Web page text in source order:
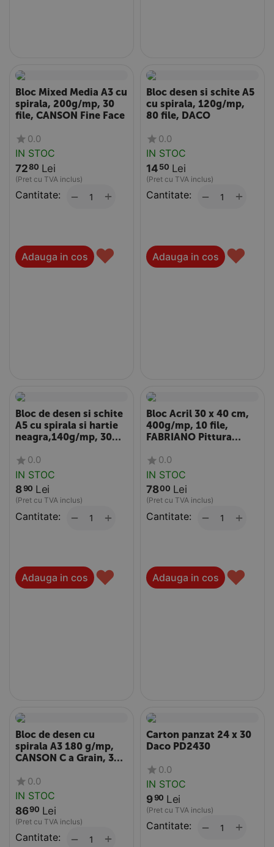
Bloc Mixed Media A3 cu
spirala, 200g/mp, 30
file, CANSON Fine Face
0.0
IN STOC
7280 Lei
(Pret cu TVA inclus)
Cantitate: +
−
Adauga in cos ♥
Bloc desen si schite A5
cu spirala, 120g/mp,
80 file, DACO
0.0
IN STOC
14 50 Lei
(Pret cu TVA inclus)
Cantitate: +
−
Adauga in cos ♥
Bloc de desen si schite
A5 cu spirala si hartie
neagra,140g/mp, 30
0.0
IN STOC
890 Lei
(Pret cu TVA inclus)
Cantitate: +
−
Adauga in cos ♥
Bloc Acril 30 x 40 cm,
400g/mp, 10 file,
FABRIANO Pittura
0.0
IN STOC
7800 Lei
(Pret cu TVA inclus)
Cantitate: +
−
Adauga in cos ♥
Bloc de desen cu
spirala A3 180 g/mp,
CANSON C a Grain, 30
0.0
IN STOC
8690 Lei
(Pret cu TVA inclus)
Cantitate: +
−
Carton panzat 24 x 30
Daco PD2430
0.0
IN STOC
990 Lei
(Pret cu TVA inclus)
Cantitate: +
−